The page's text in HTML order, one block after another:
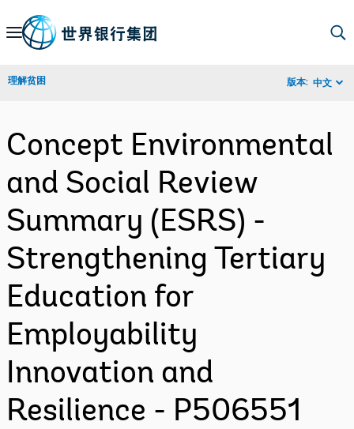
Skip
Navigation
理解贫困 版本: 中文
Concept Environmental
and Social Review
Summary (ESRS) -
Strengthening Tertiary
Education for
Employability
Innovation and
Resilience - P506551